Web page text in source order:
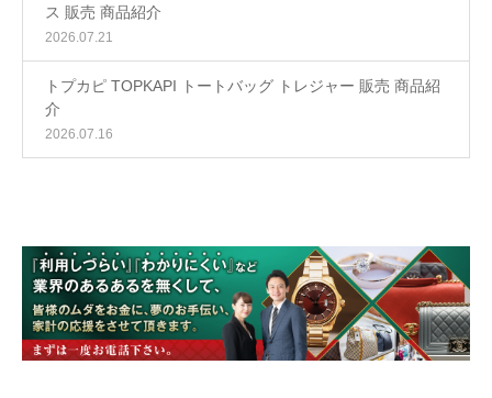
ス 販売 商品紹介
2026.07.21
トプカピ TOPKAPI トートバッグ トレジャー 販売 商品紹
介
2026.07.16